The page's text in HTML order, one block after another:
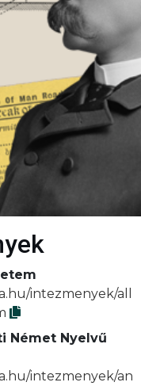
intezmenyek/all
Német Nyelvű
intezmenyek/an